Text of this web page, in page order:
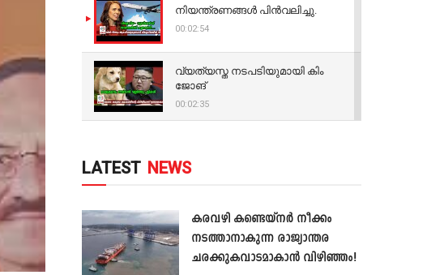
നിയന്ത്രണങ്ങള്‍ പിന്‍വലിച്ചു.
00:02:54
വ്യത്യസ്ത നടപടിയുമായി കിം
ജോങ്
00:02:35
LATEST NEWS
കരവഴി കണ്ടെയ്നർ നീക്കം
നടത്താനാകുന്ന രാജ്യാന്തര
ചരക്കുകവാടമാകാൻ വിഴിഞ്ഞം!